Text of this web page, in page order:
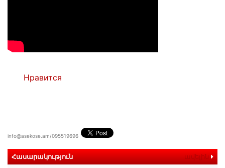
Нравится
info@asekose.am/095519696
Հասարակություն ավելին